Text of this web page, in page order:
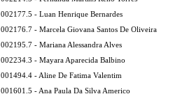
002177.5 - Luan Henrique Bernardes
002176.7 - Marcela Giovana Santos De Oliveira
002195.7 - Mariana Alessandra Alves
002234.3 - Mayara Aparecida Balbino
001494.4 - Aline De Fatima Valentim
001601.5 - Ana Paula Da Silva Americo